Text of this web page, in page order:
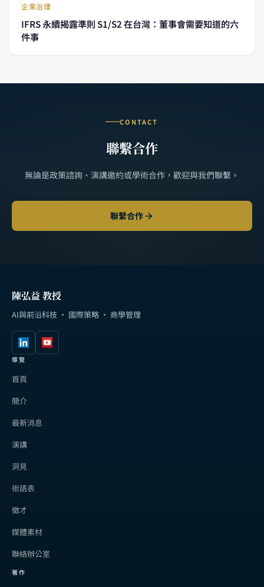
企業治理
IFRS 永續揭露準則 S1/S2 在台灣：董事會需要知道的六
件事
CONTACT
聯繫合作
無論是政策諮詢、演講邀約或學術合作，歡迎與我們聯繫。
聯繫合作
陳弘益 教授
AI與前沿科技 · 國際策略 · 商學管理
導覽
首頁
簡介
最新消息
演講
洞見
術語表
徵才
媒體素材
聯絡辦公室
著作